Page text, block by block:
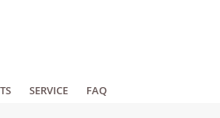
SERVICE FAQ